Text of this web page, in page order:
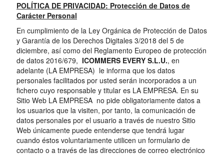
POLÍTICA DE PRIVACIDAD: Protección de Datos de
Carácter Personal
En cumplimiento de la Ley Orgánica de Protección de Datos
y Garantía de los Derechos Digitales 3/2018 del 5 de
diciembre, así como del Reglamento Europeo de protección
de datos 2016/679, ICOMMERS EVERY S.L.U., en
adelante (LA EMPRESA) le informa que los datos
personales facilitados por usted serán incorporados a un
fichero cuyo responsable y titular es LA EMPRESA. En su
Sitio Web LA EMPRESA no pide obligatoriamente datos a
los usuarios que la visiten, por tanto, la comunicación de
datos personales por el usuario a través de nuestro Sitio
Web únicamente puede entenderse que tendrá lugar
cuando éstos voluntariamente utilicen un formulario de
contacto o a través de las direcciones de correo electrónico